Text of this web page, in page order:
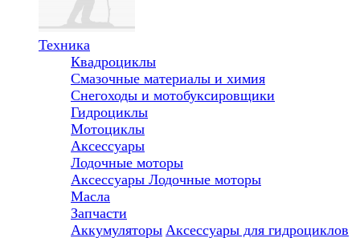
Техника
Квадроциклы
Смазочные материалы и химия
Снегоходы и мотобуксировщики
Гидроциклы
Мотоциклы
Аксессуары
Лодочные моторы
Аксессуары Лодочные моторы
Масла
Запчасти
Аккумуляторы Аксессуары для гидроциклов